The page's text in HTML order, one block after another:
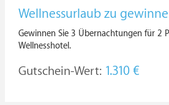
Wellnessurlaub zu
Gewinnen Sie 3 Übernachtungen für 2
Wellnesshotel.
Gutschein-Wert: 1.310 €